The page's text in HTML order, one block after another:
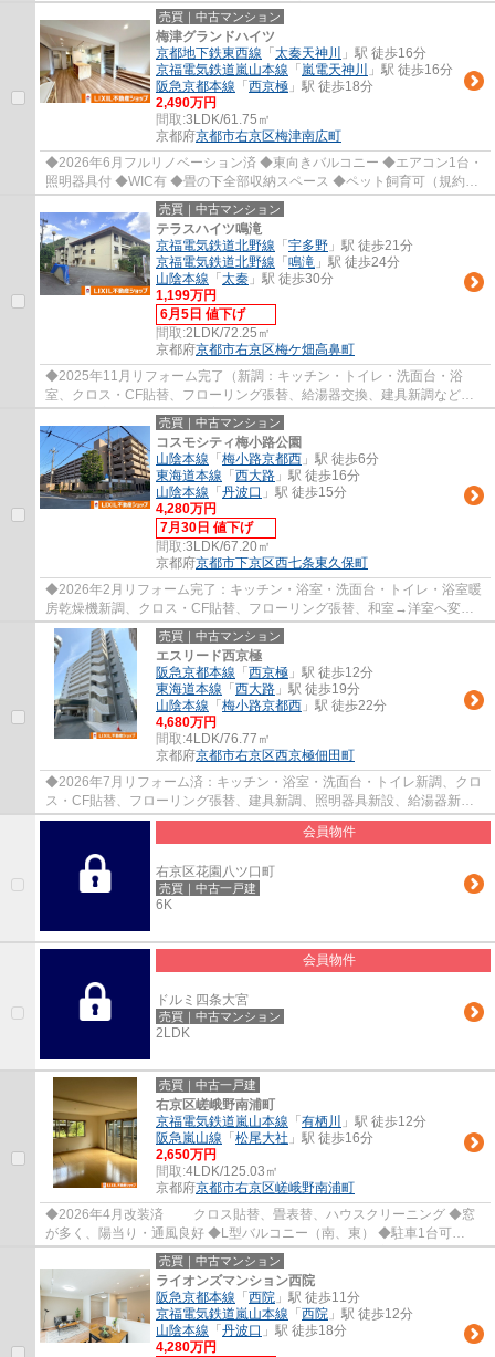
ハウスクリーニング ◆バルコニー付タイプ ◆居...
売買｜中古マンション
梅津グランドハイツ
京都地下鉄東西線 「 太秦天神川
」駅 徒歩16分
京福電気鉄道嵐山本線 「 嵐電天神川
」駅 徒歩16分
阪急京都本線 「 西京極 」駅 徒歩18分
2,490万円
間取:3LDK/61.75㎡
京都府京都市右京区梅津南広町
◆2026年6月フルリノベーション済 ◆東向きバルコニー ◆エアコン1台・
照明器具付 ◆WIC有 ◆畳の下全部収納スペース ◆ペット飼育可（規約
有） ◆総戸数200戸の大規模マンション ◆マンション...
売買｜中古マンション
テラスハイツ鳴滝
京福電気鉄道北野線 「 宇多野 」駅 徒歩21分
京福電気鉄道北野線 「 鳴滝 」駅 徒歩24分
山陰本線 「 太秦 」駅 徒歩30分
1,199万円
6月5日 値下げ
間取:2LDK/72.25㎡
京都府京都市右京区梅ケ畑高鼻町
◆2025年11月リフォーム完了（新調：キッチン・トイレ・洗面台・浴
室、クロス・CF貼替、フローリング張替、給湯器交換、建具新調など）
◆南向き広々テラス ◆全居室ペアガラス ◆緑豊かな...
売買｜中古マンション
コスモシティ梅小路公園
山陰本線 「 梅小路京都西 」駅 徒歩6分
東海道本線 「 西大路 」駅 徒歩16分
山陰本線 「 丹波口 」駅 徒歩15分
4,280万円
7月30日 値下げ
間取:3LDK/67.20㎡
京都府京都市下京区西七条東久保町
◆2026年2月リフォーム完了：キッチン・浴室・洗面台・トイレ・浴室暖
房乾燥機新調、クロス・CF貼替、フローリング張替、和室→洋室へ変更
など ◆南向きバルコニー ◆ペット飼育可（規約有...
売買｜中古マンション
エスリード西京極
阪急京都本線 「 西京極 」駅 徒歩12分
東海道本線 「 西大路 」駅 徒歩19分
山陰本線 「 梅小路京都西 」駅 徒歩22分
4,680万円
間取:4LDK/76.77㎡
京都府京都市右京区西京極佃田町
◆2026年7月リフォーム済：キッチン・浴室・洗面台・トイレ新調、クロ
ス・CF貼替、フローリング張替、建具新調、照明器具新設、給湯器新調
など ◆南東角部屋 ◆2面バルコニー ◆4LDK ◆床暖...
会員物件
右京区花園八ツ口町
売買｜中古一戸建
6K
会員物件
ドルミ四条大宮
売買｜中古マンション
2LDK
売買｜中古一戸建
右京区嵯峨野南浦町
京福電気鉄道嵐山本線 「 有栖川
」駅 徒歩12分
阪急嵐山線 「 松尾大社 」駅 徒歩16分
2,650万円
間取:4LDK/125.03㎡
京都府京都市右京区嵯峨野南浦町
◆2026年4月改装済 クロス貼替、畳表替、ハウスクリーニング ◆窓
が多く、陽当り・通風良好 ◆L型バルコニー（南、東） ◆駐車1台可
◆LDK、ゆったり約17帖 ◆延床125平米の4LDK ◆各居室...
売買｜中古マンション
ライオンズマンション西院
阪急京都本線 「 西院 」駅 徒歩11分
京福電気鉄道嵐山本線 「 西院 」駅 徒歩12分
山陰本線 「 丹波口 」駅 徒歩18分
4,280万円